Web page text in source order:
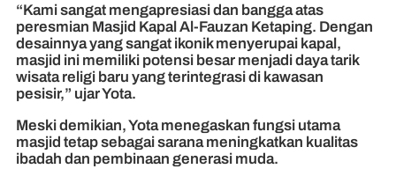
“Kami sangat mengapresiasi dan bangga atas
peresmian Masjid Kapal Al-Fauzan Ketaping. Dengan
desainnya yang sangat ikonik menyerupai kapal,
masjid ini memiliki potensi besar menjadi daya tarik
wisata religi baru yang terintegrasi di kawasan
pesisir,” ujar Yota.
Meski demikian, Yota menegaskan fungsi utama
masjid tetap sebagai sarana meningkatkan kualitas
ibadah dan pembinaan generasi muda.